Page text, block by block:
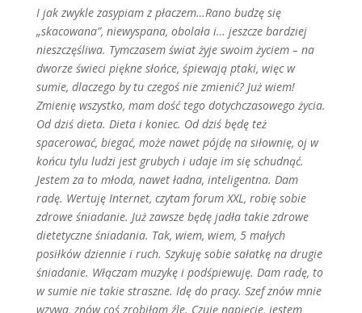
I jak zwykle zasypiam z płaczem…Rano budzę się
„skacowana”, niewyspana, obolała i… jeszcze bardziej
nieszczęśliwa. Tymczasem świat żyje swoim życiem – na
dworze świeci piękne słońce, śpiewają ptaki, więc w
sumie, dlaczego by tu czegoś nie zmienić? Już wiem!
Zmienię wszystko, mam dość tego dotychczasowego życia.
Od dziś dieta. Dieta i koniec. Od dziś będę też
spacerować, biegać, może nawet pójdę na siłownię, oj w
końcu tylu ludzi jest grubych i udaje im się schudnąć.
Jestem za to młoda, nawet ładna, inteligentna. Dam
radę. Wertuję Internet, czytam forum XXL, robię sobie
zdrowe śniadanie. Już zawsze będę jadła takie zdrowe
dietetyczne śniadania. Tak, wiem, wiem, 5 małych
posiłków dziennie i ruch. Szykuję sobie sałatkę na drugie
śniadanie. Włączam muzykę i podśpiewuję. Dam radę, to
w sumie nie takie straszne. Idę do pracy. Szef znów mnie
wzywa, znów coś zrobiłam źle. Czuję napięcie, jestem